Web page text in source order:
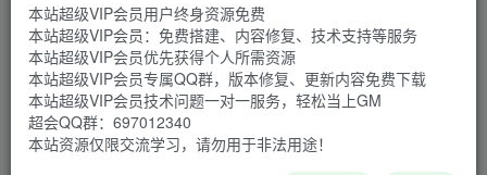
探索各种生物群落。 还可以找到不同的角色来帮助改善您的
农场。
游戏视频
本站超级VIP会员用户终身资源免费
本站超级VIP会员：免费搭建、内容修复、技术支持等服务
本站超级VIP会员优先获得个人所需资源
本站超级VIP会员专属QQ群，版本修复、更新内容免费下载
本站超级VIP会员技术问题一对一服务，轻松当上GM
超会QQ群：697012340
本站资源仅限交流学习，请勿用于非法用途！